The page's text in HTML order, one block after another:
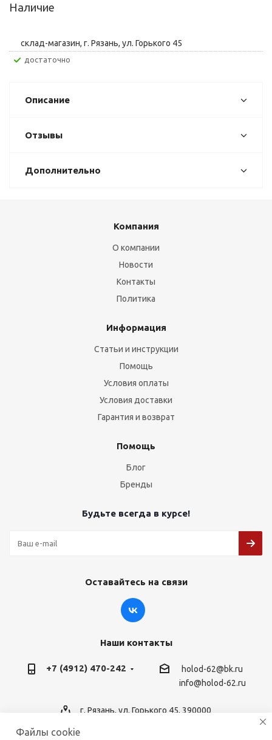
Наличие
склад-магазин, г. Рязань, ул. Горького 45
Достаточно
Описание
Отзывы
Дополнительно
Компания
О компании
Новости
Контакты
Политика
Информация
Статьи и инструкции
Помощь
Условия оплаты
Условия доставки
Гарантия и возврат
Помощь
Блог
Бренды
Будьте всегда в курсе!
Оставайтесь на связи
Наши контакты
+7 (4912) 470-242
holod-62@bk.ru
info@holod-62.ru
г. Рязань, ул. Горького 45, 390000
Файлы cookie